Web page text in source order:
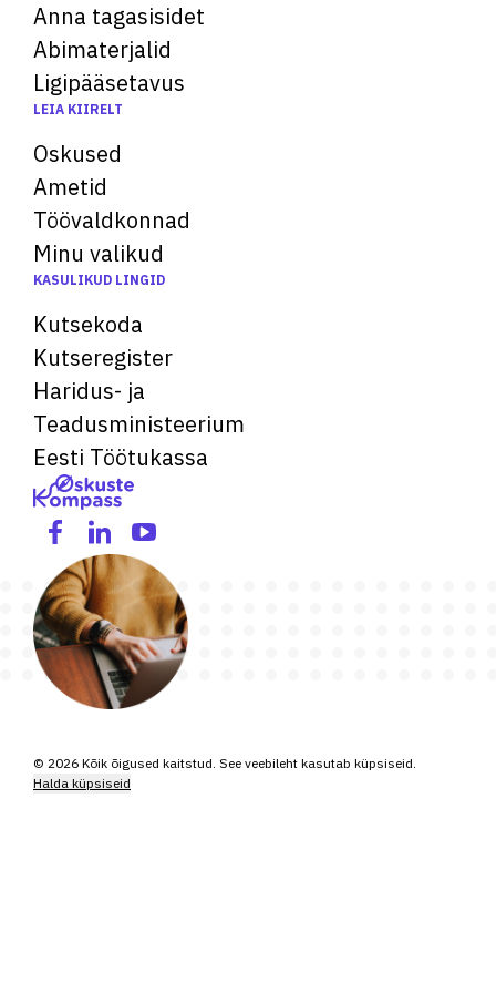
Anna tagasisidet
Abimaterjalid
Ligipääsetavus
LEIA KIIRELT
Oskused
Ametid
Töövaldkonnad
Minu valikud
KASULIKUD LINGID
Kutsekoda
Kutseregister
Haridus- ja
Teadusministeerium
Eesti Töötukassa
© 2026 Kõik õigused kaitstud. See veebileht kasutab küpsiseid.
Halda küpsiseid